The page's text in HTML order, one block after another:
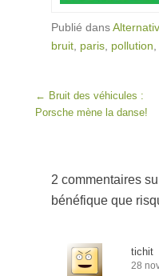
Publié dans
bruit, paris, pollution,
Post navigation
← Bruit des véhicules :
Porsche mène la danse!
2 commentaires
bénéfique que
tichit
28